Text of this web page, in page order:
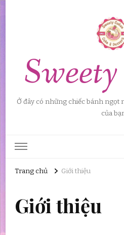
Ở đây có những chiếc bánh ngọt
của
Trang chủ Giới thiệu
Giới thiệu